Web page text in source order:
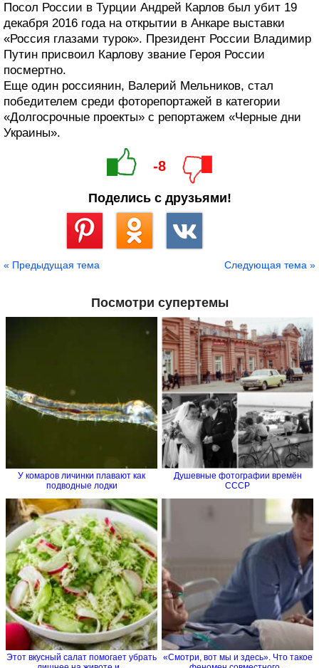
Посол России в Турции Андрей Карлов был убит 19
декабря 2016 года на открытии в Анкаре выставки
«Россия глазами турок». Президент России Владимир
Путин присвоил Карлову звание Героя России
посмертно.
Еще один россиянин, Валерий Мельников, стал
победителем среди фоторепортажей в категории
«Долгосрочные проекты» с репортажем «Черные дни
Украины».
-8
Поделись с друзьями!
« Предыдущая тема Следующая тема »
Посмотри супертемы
У комаров личинки плавают как
подводные лодки
Душевные фотографии времён
СССР
Этот вкусный салат помогает убрать
«Смотри, вот мы и здесь». Что такое